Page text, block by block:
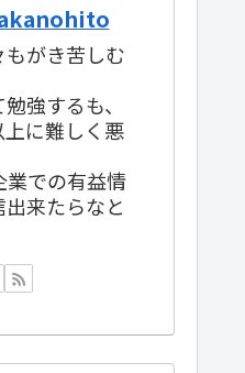
がき苦しむ
強するも、
に難しく悪
業での有益情
来たらなと